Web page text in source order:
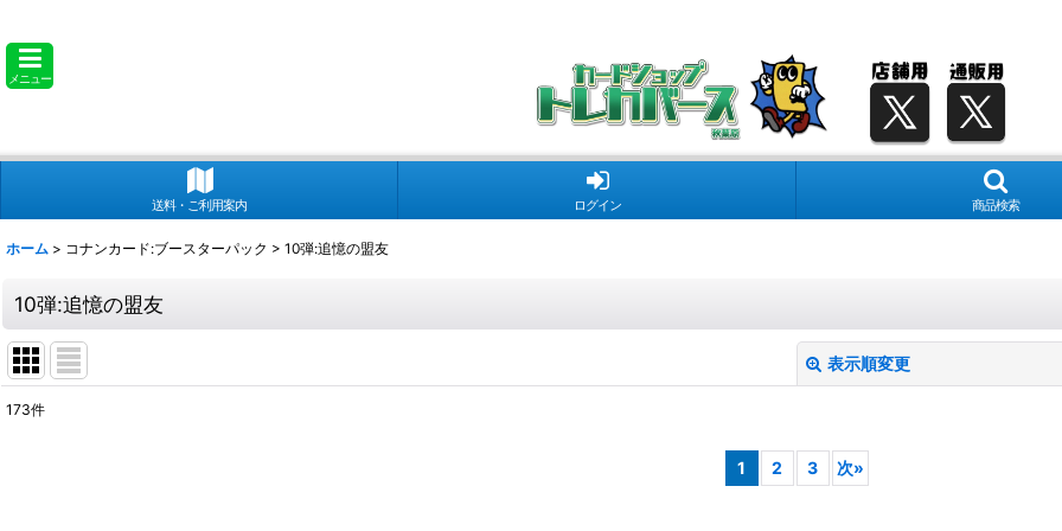
メニュー
送料・ご利用案内 ログイン 商品検索
ホーム > コナンカード:ブースターパック > 10弾:追憶の盟友
10弾:追憶の盟友
表示順変更
173件
1 2 3 次»